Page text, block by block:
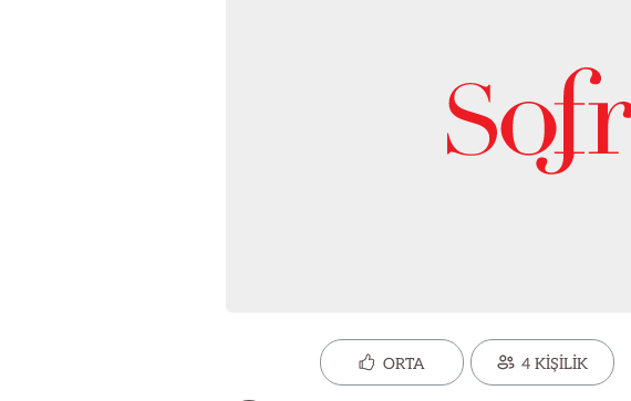
ORTA 4 KİŞİLİK